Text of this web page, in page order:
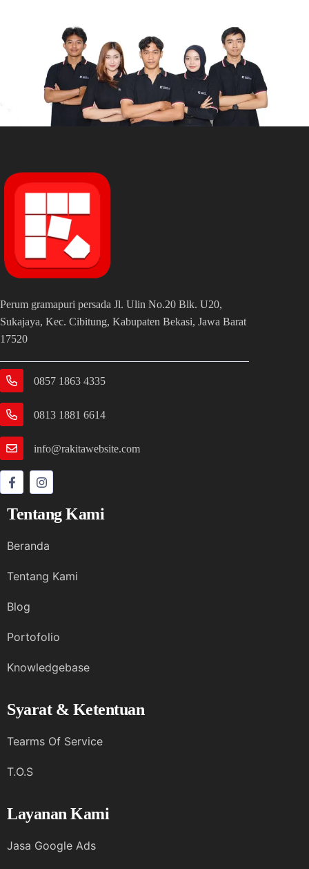
Perum gramapuri persada Jl. Ulin No.20 Blk. U20,
Sukajaya, Kec. Cibitung, Kabupaten Bekasi, Jawa Barat
17520
0857 1863 4335
0813 1881 6614
info@rakitawebsite.com
Tentang Kami
Beranda
Tentang Kami
Blog
Portofolio
Knowledgebase
Syarat & Ketentuan
Tearms Of Service
T.O.S
Layanan Kami
Jasa Google Ads